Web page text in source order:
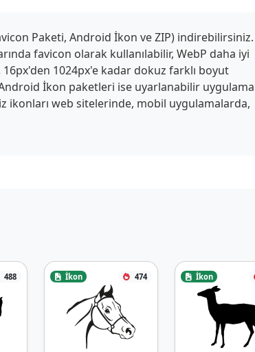
Paketi, Android İkon ve ZIP) indirebilirsiniz.
favicon olarak kullanılabilir, WebP daha iyi
16px'den 1024px'e kadar dokuz farklı boyut
İkon paketleri ise uyarlanabilir uygulama
ikonları web sitelerinde, mobil uygulamalarda,
488 İkon 474 İkon